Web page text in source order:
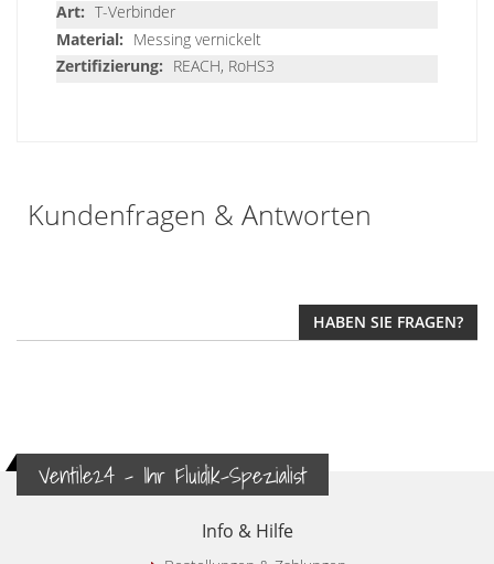
T-Verbinder
Messing vernickelt
REACH, RoHS3
Kundenfragen & Antworten
HABEN SIE FRAGEN?
Ventile24 - Ihr Fluidik-Spezialist
Info & Hilfe